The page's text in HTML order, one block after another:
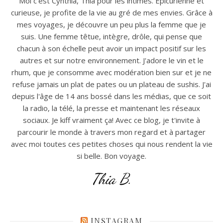
curieuse, je profite de la vie au gré de mes envies. Grâce à
mes voyages, je découvre un peu plus la femme que je
suis. Une femme têtue, intègre, drôle, qui pense que
chacun à son échelle peut avoir un impact positif sur les
autres et sur notre environnement. J'adore le vin et le
rhum, que je consomme avec modération bien sur et je ne
refuse jamais un plat de pates ou un plateau de sushis. J'ai
depuis l'âge de 14 ans bossé dans les médias, que ce soit
la radio, la télé, la presse et maintenant les réseaux
sociaux. Je kiff vraiment ça! Avec ce blog, je t'invite à
parcourir le monde à travers mon regard et à partager
avec moi toutes ces petites choses qui nous rendent la vie
si belle. Bon voyage.
Thia B.
INSTAGRAM